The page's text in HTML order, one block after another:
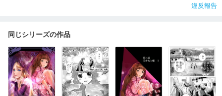
違反報告
同じシリーズの作品